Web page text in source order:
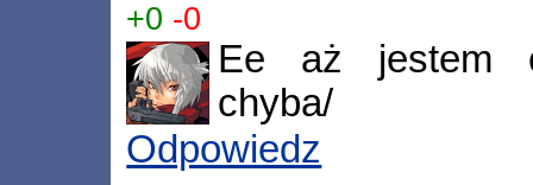
+0 -0
Ee aż jestem
chyba/
Odpowiedz